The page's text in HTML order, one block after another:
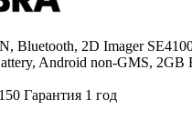
Bluetooth, 2D Imager
Android non-GMS, 2GB
Гарантия 1 год